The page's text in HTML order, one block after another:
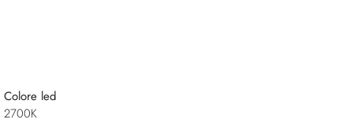
Colore led
2700K